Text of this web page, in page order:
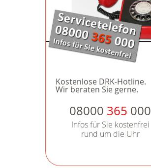
Kostenlose DRK-Hotline.
Wir beraten Sie gerne.
08000 365 000
Infos für Sie kostenfrei
rund um die Uhr